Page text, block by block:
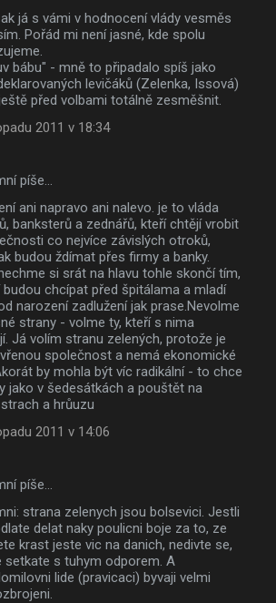
já s vámi v hodnocení vlády vesměs
Pořád mi není jasné, kde spolu
bábu" - mně to připadalo spíš jako
levičáků (Zelenka, Issová)
před volbami totálně zesměšnit.
2011 v 18:34
píše…
ani napravo ani nalevo. je to vláda
banksterů a zednářů, kteří chtějí vrobit
co nejvíce závislých otroků,
budou ždímat přes firmy a banky.
si srát na hlavu tohle skončí tím,
chcípat před špitálama a mladí
narození zadlužení jak prase.Nevolme
strany - volme ty, kteří s nima
Já volím stranu zelených, protože je
společnost a nemá ekonomické
by mohla být víc radikální - to chce
jako v šedesátkách a pouštět na
a hrůuzu
2011 v 14:06
píše…
strana zelenych jsou bolsevici. Jestli
delat naky poulicni boje za to, ze
krast jeste vic na danich, nedivte se,
setkate s tuhym odporem. A
lide (pravicaci) byvaji velmi